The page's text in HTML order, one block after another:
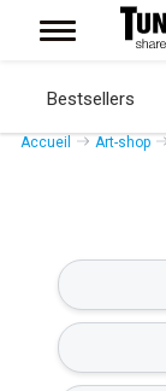
Bestsellers
Accueil Art-shop